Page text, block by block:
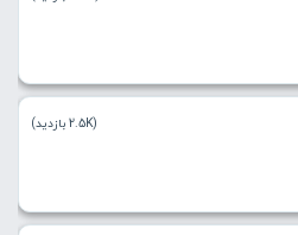
(2.5K بازدید)